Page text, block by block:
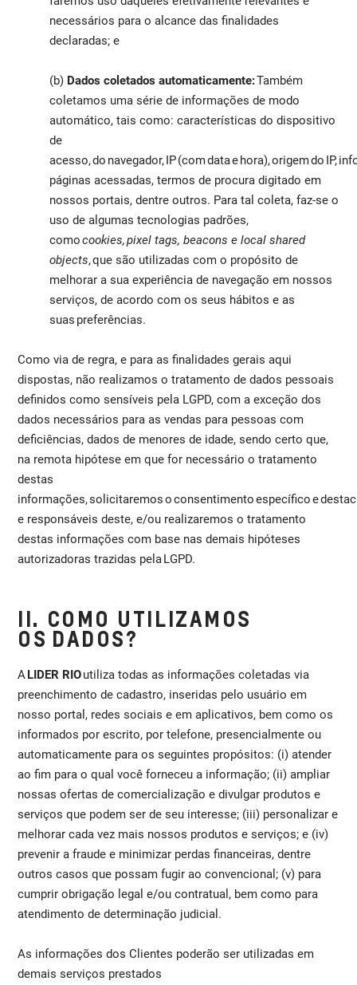
necessários para o alcance das finalidades
declaradas; e
(b) Dados coletados automaticamente:Também
coletamos uma série de informações de modo
automático, tais como: características do dispositivo
de
acesso, do navegador, IP (com data e hora), origem do IP,
páginas acessadas, termos de procura digitado em
nossos portais, dentre outros. Para tal coleta, faz-se o
uso de algumas tecnologias padrões,
comocookies, pixel tags, beacons e local shared
objects, que são utilizadas com o propósito de
melhorar a sua experiência de navegação em nossos
serviços, de acordo com os seus hábitos e as
suas preferências.
Como via de regra, e para as finalidades gerais aqui
dispostas, não realizamos o tratamento de dados pessoais
definidos como sensíveis pela LGPD, com a exceção dos
dados necessários para as vendas para pessoas com
deficiências, dados de menores de idade, sendo certo que,
na remota hipótese em que for necessário o tratamento
destas
informações, solicitaremos o consentimento específico e
e responsáveis deste, e/ou realizaremos o tratamento
destas informações com base nas demais hipóteses
autorizadoras trazidas pela LGPD.
II. COMO UTILIZAMOS
OS DADOS?
ALIDER RIOutiliza todas as informações coletadas via
preenchimento de cadastro, inseridas pelo usuário em
nosso portal, redes sociais e em aplicativos, bem como os
informados por escrito, por telefone, presencialmente ou
automaticamente para os seguintes propósitos: (i) atender
ao fim para o qual você forneceu a informação; (ii) ampliar
nossas ofertas de comercialização e divulgar produtos e
serviços que podem ser de seu interesse; (iii) personalizar e
melhorar cada vez mais nossos produtos e serviços; e (iv)
prevenir a fraude e minimizar perdas financeiras, dentre
outros casos que possam fugir ao convencional; (v) para
cumprir obrigação legal e/ou contratual, bem como para
atendimento de determinação judicial.
As informações dos Clientes poderão ser utilizadas em
demais serviços prestados